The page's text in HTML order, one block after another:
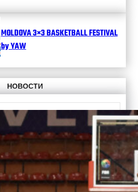
MOLDOVA 3×3 BASKETBALL FESTIVAL
by YAW
НОВОСТИ